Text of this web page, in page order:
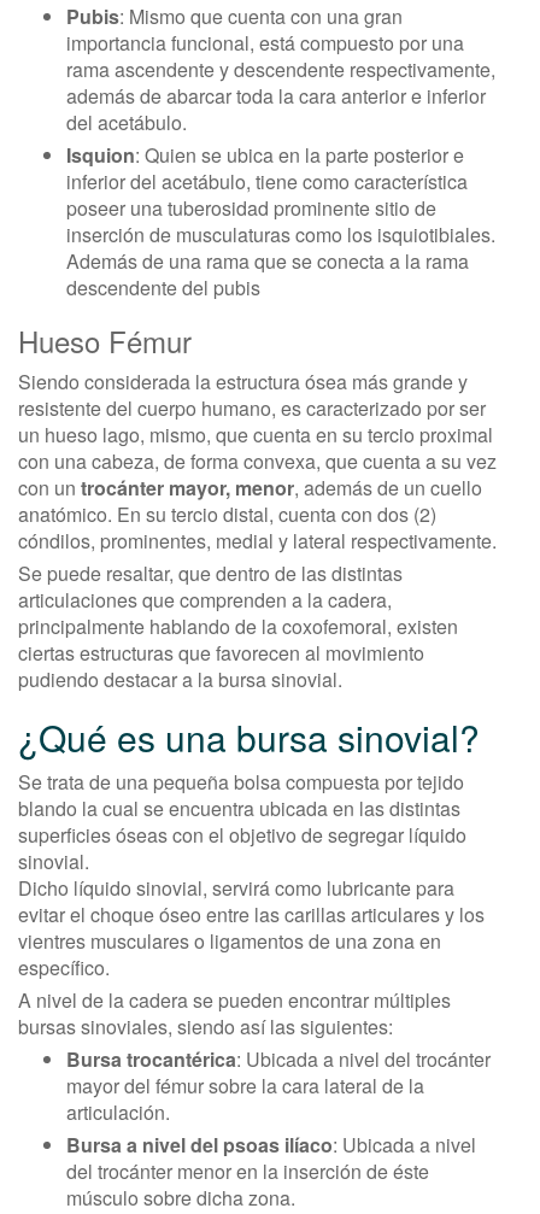
Pubis: Mismo que cuenta con una gran
importancia funcional, está compuesto por una
rama ascendente y descendente respectivamente,
además de abarcar toda la cara anterior e inferior
del acetábulo.
Isquion: Quien se ubica en la parte posterior e
inferior del acetábulo, tiene como característica
poseer una tuberosidad prominente sitio de
inserción de musculaturas como los isquiotibiales.
Además de una rama que se conecta a la rama
descendente del pubis
Hueso Fémur
Siendo considerada la estructura ósea más grande y
resistente del cuerpo humano, es caracterizado por ser
un hueso lago, mismo, que cuenta en su tercio proximal
con una cabeza, de forma convexa, que cuenta a su vez
con un trocánter mayor, menor, además de un cuello
anatómico. En su tercio distal, cuenta con dos (2)
cóndilos, prominentes, medial y lateral respectivamente.
Se puede resaltar, que dentro de las distintas
articulaciones que comprenden a la cadera,
principalmente hablando de la coxofemoral, existen
ciertas estructuras que favorecen al movimiento
pudiendo destacar a la bursa sinovial.
¿Qué es una bursa sinovial?
Se trata de una pequeña bolsa compuesta por tejido
blando la cual se encuentra ubicada en las distintas
superficies óseas con el objetivo de segregar líquido
sinovial.
Dicho líquido sinovial, servirá como lubricante para
evitar el choque óseo entre las carillas articulares y los
vientres musculares o ligamentos de una zona en
específico.
A nivel de la cadera se pueden encontrar múltiples
bursas sinoviales, siendo así las siguientes:
Bursa trocantérica: Ubicada a nivel del trocánter
mayor del fémur sobre la cara lateral de la
articulación.
Bursa a nivel del psoas ilíaco: Ubicada a nivel
del trocánter menor en la inserción de éste
músculo sobre dicha zona.